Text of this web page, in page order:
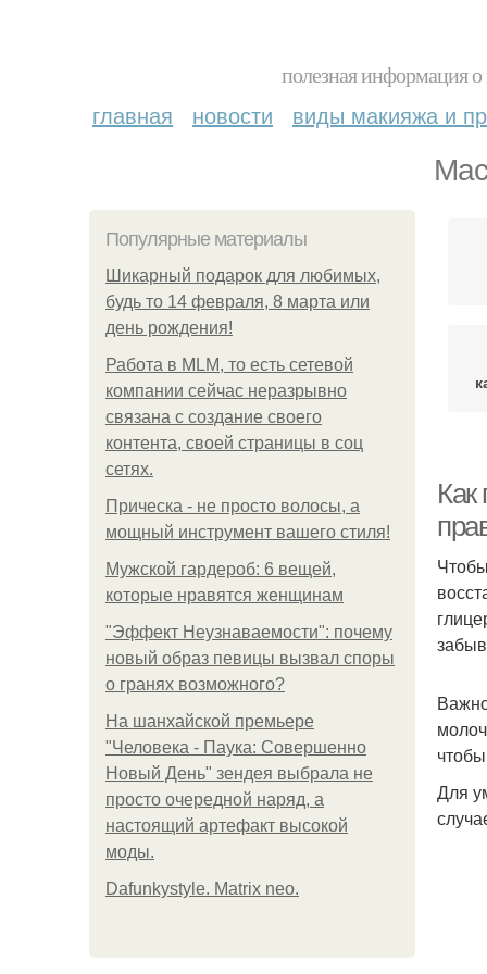
полезная информация
главная новости виды макияжа и
Популярные материалы
Шикарный подарок для любимых,
будь то 14 февраля, 8 марта или
день рождения!
Работа в MLM, то есть сетевой
компании сейчас неразрывно
связана с создание своего
контента, своей страницы в соц
сетях.
Прическа - не просто волосы, а
мощный инструмент вашего стиля!
Мужской гардероб: 6 вещей,
которые нравятся женщинам
"Эффект Неузнаваемости": почему
новый образ певицы вызвал споры
о гранях возможного?
На шанхайской премьере
"Человека - Паука: Совершенно
Новый День" зендея выбрала не
просто очередной наряд, а
настоящий артефакт высокой
моды.
Dafunkystyle. Matrix neo.
Для